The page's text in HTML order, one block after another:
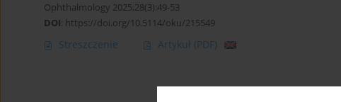
Ophthalmology 2025;28(3):49-53
DOI: https://doi.org/10.5114/oku/215549
Streszczenie Artykuł (PDF)